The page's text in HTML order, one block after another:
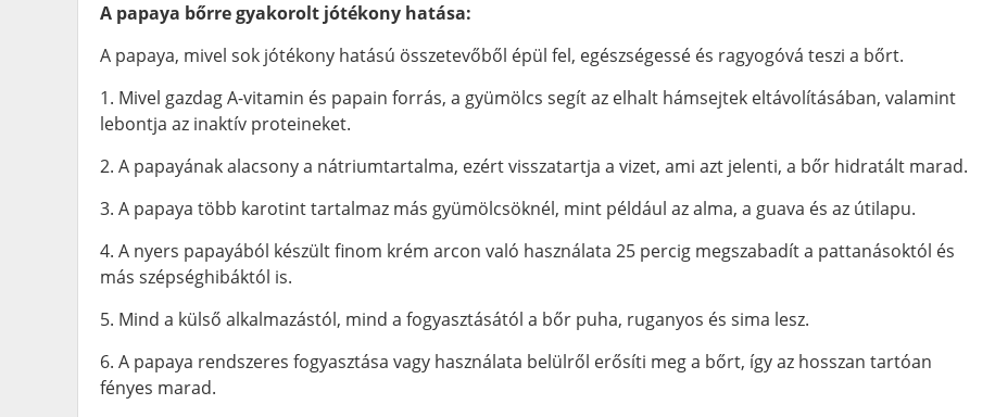
A papaya bőrre gyakorolt jótékony hatása:
A papaya, mivel sok jótékony hatású összetevőből épül fel, egészségessé és ragyogóvá teszi a bőrt.
1. Mivel gazdag A-vitamin és papain forrás, a gyümölcs segít az elhalt hámsejtek eltávolításában, valamint
lebontja az inaktív proteineket.
2. A papayának alacsony a nátriumtartalma, ezért visszatartja a vizet, ami azt jelenti, a bőr hidratált marad.
3. A papaya több karotint tartalmaz más gyümölcsöknél, mint például az alma, a guava és az útilapu.
4. A nyers papayából készült finom krém arcon való használata 25 percig megszabadít a pattanásoktól és
más szépséghibáktól is.
5. Mind a külső alkalmazástól, mind a fogyasztásától a bőr puha, ruganyos és sima lesz.
6. A papaya rendszeres fogyasztása vagy használata belülről erősíti meg a bőrt, így az hosszan tartóan
fényes marad.